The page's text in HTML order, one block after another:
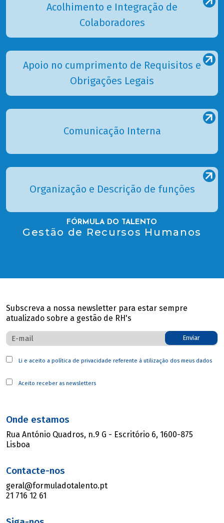
Acolhimento e Integração de
Colaboradores
Apoio no cumprimento de Requisitos e
Obrigações Legais
Comunicação Interna
Organização e Descrição de funções
FÓRMULA DO TALENTO
Gestão de Recursos Humanos
Subscreva a nossa newsletter para estar sempre
atualizado sobre a gestão de RH's
Enviar
Li e aceito a política de privacidade referente à utilização dos meus dados
Aceito receber as newsletters
Onde estamos
Rua António Quadros, n.9 G - Escritório 6, 1600-875
Lisboa
Contacte-nos
geral@formuladotalento.pt
21 716 12 61